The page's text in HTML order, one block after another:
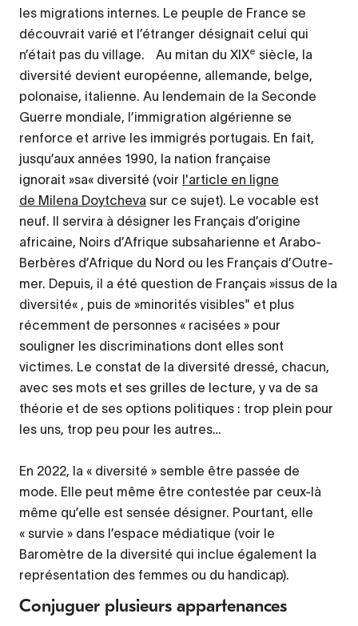
les migrations internes. Le peuple de France se
découvrait varié et l’étranger désignait celui qui
n’était pas du village. Au mitan du XIXe siècle, la
diversité devient européenne, allemande, belge,
polonaise, italienne. Au lendemain de la Seconde
Guerre mondiale, l’immigration algérienne se
renforce et arrive les immigrés portugais. En fait,
jusqu’aux années 1990, la nation française
ignorait »sa« diversité (voir l'article en ligne
de Milena Doytcheva sur ce sujet). Le vocable est
neuf. Il servira à désigner les Français d’origine
africaine, Noirs d’Afrique subsaharienne et Arabo-
Berbères d’Afrique du Nord ou les Français d’Outre-
mer. Depuis, il a été question de Français »issus de la
diversité« , puis de »minorités visibles" et plus
récemment de personnes « racisées » pour
souligner les discriminations dont elles sont
victimes. Le constat de la diversité dressé, chacun,
avec ses mots et ses grilles de lecture, y va de sa
théorie et de ses options politiques : trop plein pour
les uns, trop peu pour les autres…
En 2022, la « diversité » semble être passée de
mode. Elle peut même être contestée par ceux-là
même qu’elle est sensée désigner. Pourtant, elle
« survie » dans l’espace médiatique (voir le
Baromètre de la diversité qui inclue également la
représentation des femmes ou du handicap).
Conjuguer plusieurs appartenances